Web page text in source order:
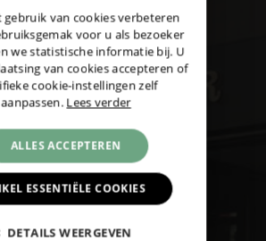
followers) ›
likes) ›
GERMAN
gebruik van cookies verbeteren
voor u als bezoeker
we statistische informatie bij. U
van cookies accepteren of
cookie-instellingen zelf
aanpassen. Lees verder
ALLES ACCEPTEREN
ESSENTIËLE COOKIES
DETAILS WEERGEVEN